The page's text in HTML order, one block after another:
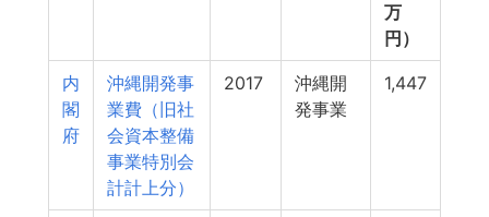
万
円）
内
閣
府
沖縄開発事
業費（旧社
会資本整備
事業特別会
計計上分）
2017
沖縄開
発事業
1,447